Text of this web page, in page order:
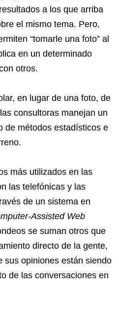
a los que arriba
el mismo tema. Pero,
“tomarle una foto” al
en un determinado
otros.
en lugar de una foto, de
consultoras manejan un
de métodos estadísticos e
más utilizados en las
las telefónicas y las
de un sistema en
Assisted Web
se suman otros que
directo de la gente,
sus opiniones están siendo
de las conversaciones en